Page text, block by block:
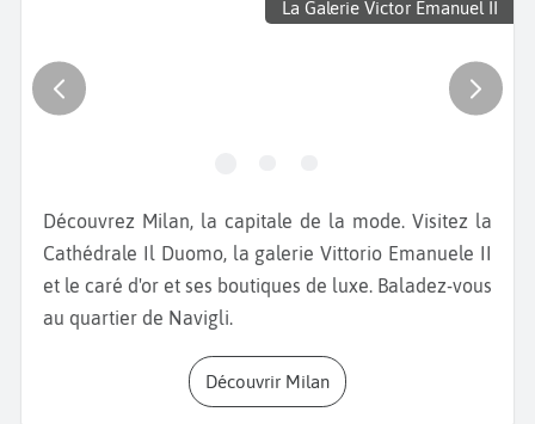
La Galerie Victor Emanuel II
Découvrez Milan, la capitale de la mode. Visitez la
Cathédrale Il Duomo, la galerie Vittorio Emanuele II
et le caré d'or et ses boutiques de luxe. Baladez-vous
au quartier de Navigli.
Découvrir Milan